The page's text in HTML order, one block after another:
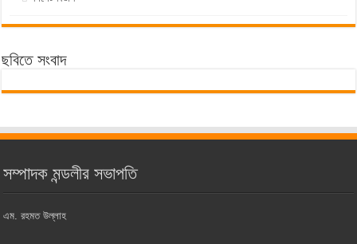
ছবিতে সংবাদ
সম্পাদক মন্ডলীর সভাপতি
এম. রহমত উল্লাহ